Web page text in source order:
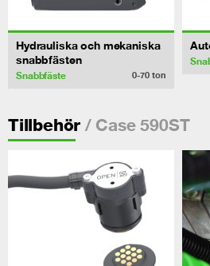
Hydrauliska och mekaniska
snabbfästen
Snabbfäste 0-70 ton
Tillbehör / Case 590ST